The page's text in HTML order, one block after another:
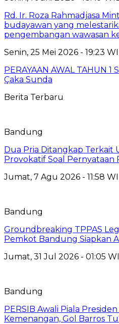
Rd. Ir. Roza Rahmadjasa
budayawan yang
pengembangan wawasan
Senin, 25 Mei 2026 - 19:23
PERAYAAN AWAL TAHUN 1
Çaka Sunda
Berita Terbaru
Bandung
Dua Pria Ditangkap Terkait
Provokatif Soal Pernyataan
Jumat, 7 Agu 2026 - 11:58
Bandung
Groundbreaking TPPAS
Pemkot Bandung Siapkan
Jumat, 31 Jul 2026 - 01:05
Bandung
PERSIB Awali Piala
Kemenangan, Gol Barros